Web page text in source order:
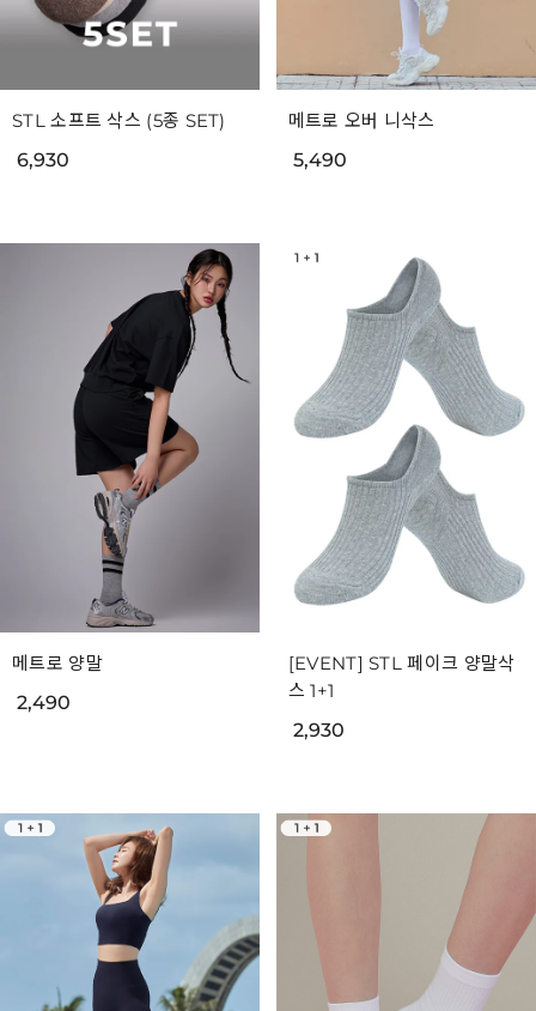
STL 소프트 삭스 (5종 SET)
6,930
메트로 오버 니삭스
5,490
메트로 양말
2,490
[EVENT] STL 페이크 양말삭
스 1+1
2,930